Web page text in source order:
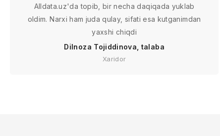
Alldata.uz'da topib, bir necha daqiqada yuklab
oldim. Narxi ham juda qulay, sifati esa kutganimdan
yaxshi chiqdi
Dilnoza Tojiddinova, talaba
Xaridor